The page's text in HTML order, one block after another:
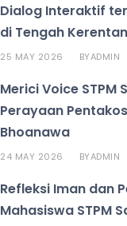
Dialog Interaktif
di Tengah
25 MAY 2026 BYADMIN
Merici Voice STPM
Perayaan
Bhoanawa
24 MAY 2026 BYADMIN
Refleksi Iman dan
Mahasiswa STPM